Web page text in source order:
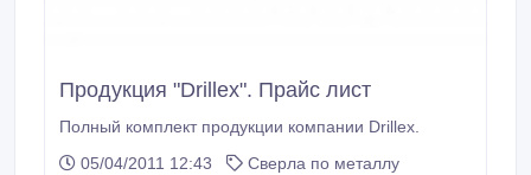
Продукция "Drillex". Прайс лист
Полный комплект продукции компании Drillex.
05/04/2011 12:43
Сверла по металлу